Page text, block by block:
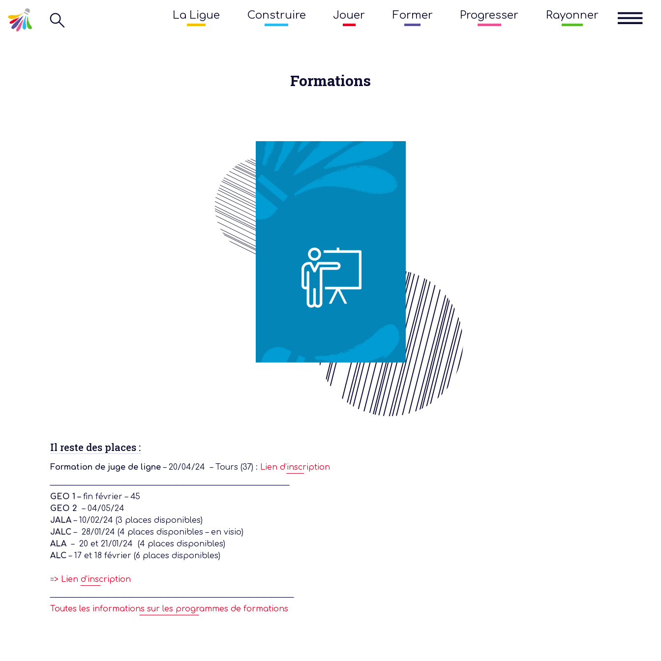
La Ligue Construire Jouer Former Progresser Rayonner
Formations
Il reste des places :
Formation de juge de ligne – 20/04/24 – Tours (37) : Lien d’inscription
————————————————————————————————–
GEO 1 –fin février – 45
GEO 2 – 04/05/24
JALA – 10/02/24 (3 places disponibles)
JALC – 28/01/24 (4 places disponibles – en visio)
ALA – 20 et 21/01/24 (4 places disponibles)
ALC – 17 et 18 février (6 places disponibles)
=> Lien d’inscription
—————————————————————————————————
Toutes les informations sur les programmes de formations